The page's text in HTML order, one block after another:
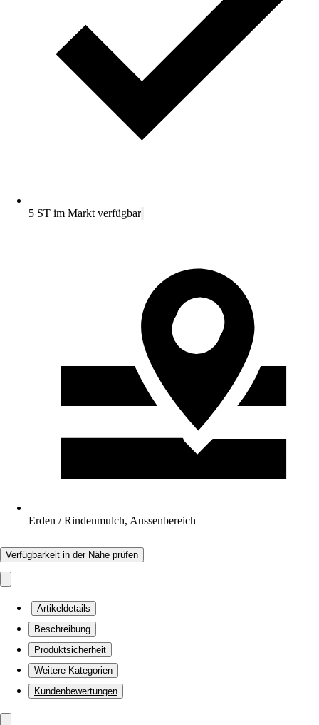
5 ST im Markt verfügbar
Erden / Rindenmulch, Aussenbereich
Verfügbarkeit in der Nähe prüfen
Artikeldetails
Beschreibung
Produktsicherheit
Weitere Kategorien
Kundenbewertungen